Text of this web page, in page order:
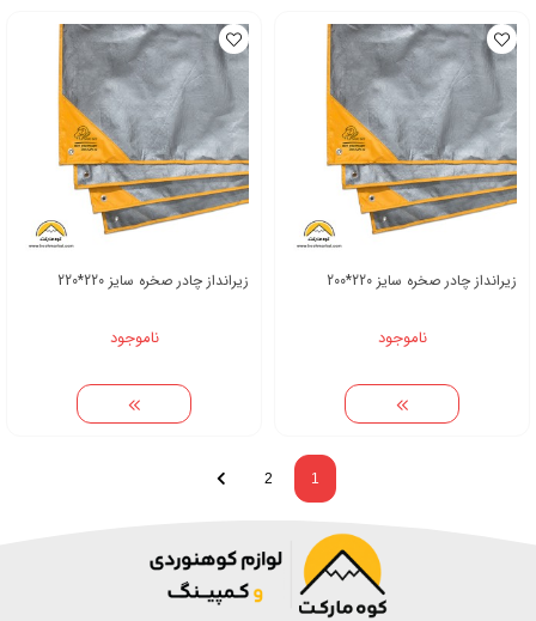
زیرانداز چادر صخره سایز 220*200
ناموجود
زیرانداز چادر صخره سایز 220*220
ناموجود
1
2